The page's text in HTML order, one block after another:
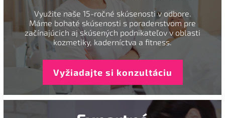
Využite naše 15-ročné skúsenosti v odbore.
Máme bohaté skúsenosti s poradenstvom pre
začínajúcich aj skúsených podnikateľov v oblasti
kozmetiky, kaderníctva a fitness.
Vyžiadajte si konzultáciu